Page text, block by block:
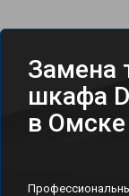
Замена
шкафа
в Омске